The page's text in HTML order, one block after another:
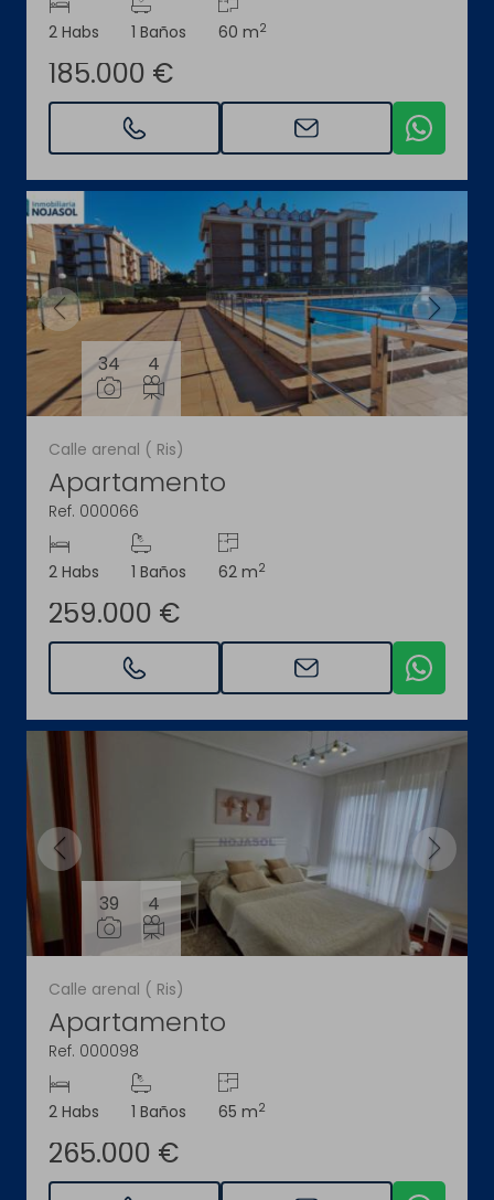
2 Habs 1 Baños 60 m2
185.000 €
34 4
Calle arenal ( Ris)
Apartamento
Ref. 000066
2 Habs 1 Baños 62 m2
259.000 €
39 4
Calle arenal ( Ris)
Apartamento
Ref. 000098
2 Habs 1 Baños 65 m2
265.000 €